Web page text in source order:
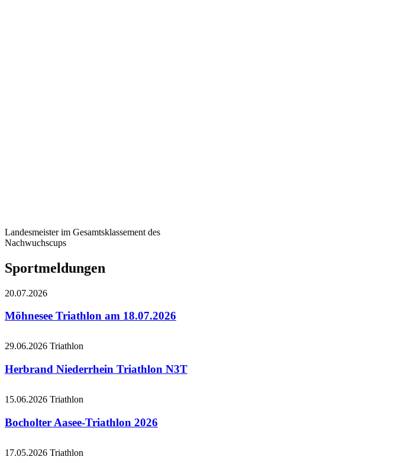
Landesmeister im Gesamtsklassement des
Nachwuchscups
Sportmeldungen
20.07.2026
Möhnesee Triathlon am 18.07.2026
29.06.2026 Triathlon
Herbrand Niederrhein Triathlon N3T
15.06.2026 Triathlon
Bocholter Aasee-Triathlon 2026
17.05.2026 Triathlon